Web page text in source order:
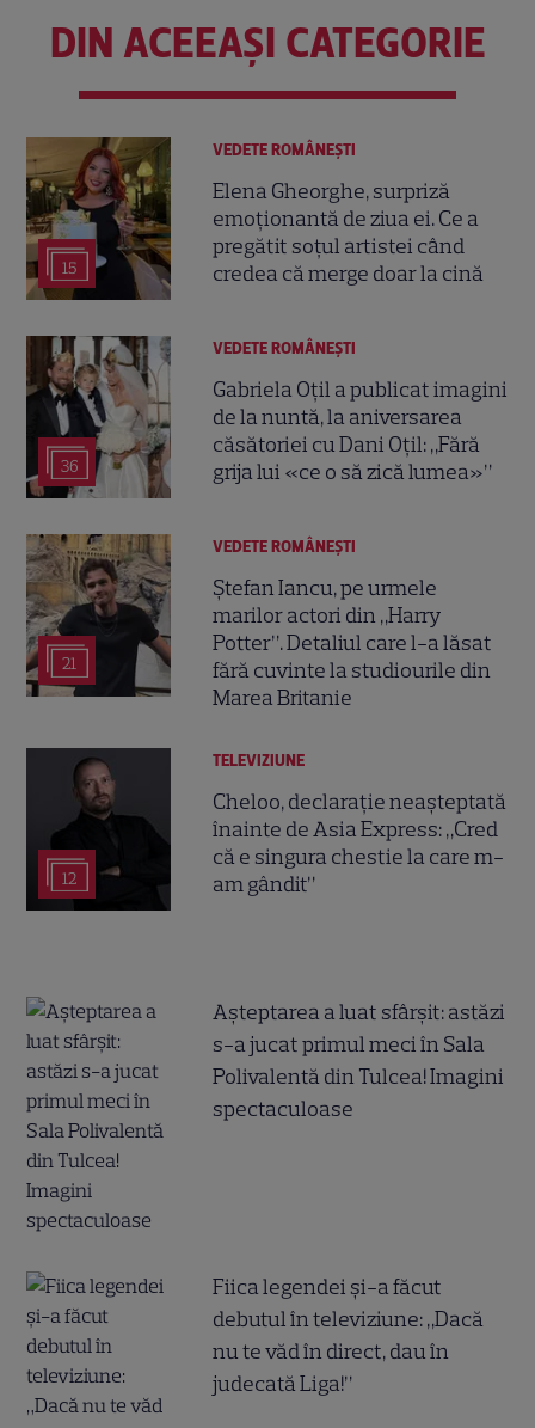
DIN ACEEAȘI CATEGORIE
15
VEDETE ROMÂNEŞTI
Elena Gheorghe, surpriză
emoționantă de ziua ei. Ce a
pregătit soțul artistei când
credea că merge doar la cină
36
VEDETE ROMÂNEŞTI
Gabriela Oțil a publicat imagini
de la nuntă, la aniversarea
căsătoriei cu Dani Oțil: „Fără
grija lui «ce o să zică lumea»”
21
VEDETE ROMÂNEŞTI
Ștefan Iancu, pe urmele
marilor actori din „Harry
Potter”. Detaliul care l-a lăsat
fără cuvinte la studiourile din
Marea Britanie
12
TELEVIZIUNE
Cheloo, declarație neașteptată
înainte de Asia Express: „Cred
că e singura chestie la care m-
am gândit”
Așteptarea a luat sfârșit: astăzi
s-a jucat primul meci în Sala
Polivalentă din Tulcea! Imagini
spectaculoase
Fiica legendei și-a făcut
debutul în televiziune: „Dacă
nu te văd în direct, dau în
judecată Liga!”